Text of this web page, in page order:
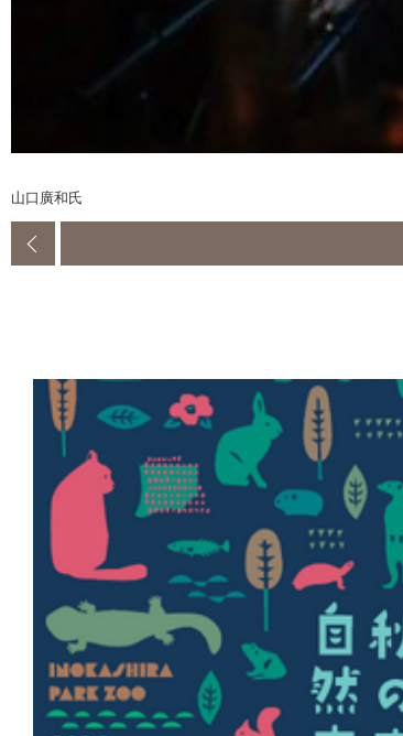
山口廣和氏